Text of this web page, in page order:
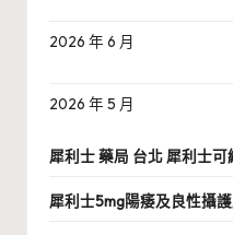
2026 年 6 月
2026 年 5 月
犀利士 藥局 台北 犀利士可
犀利士5mg陽痿及良性攝